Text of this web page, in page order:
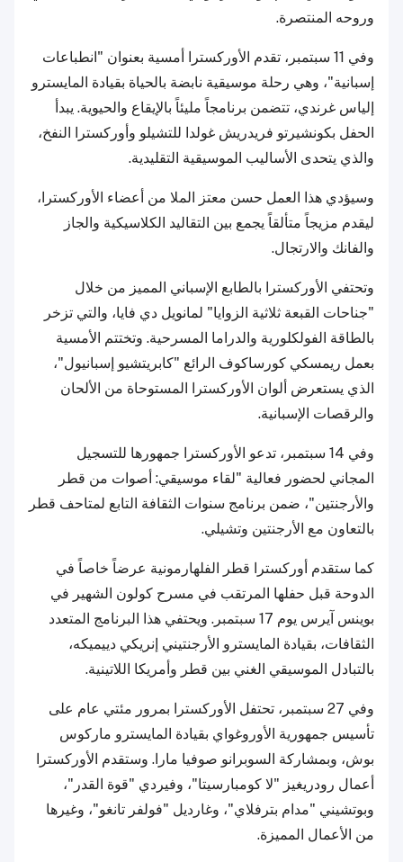
وروحه المنتصرة.
وفي 11 سبتمبر، تقدم الأوركسترا أمسية بعنوان "انطباعات
إسبانية"، وهي رحلة موسيقية نابضة بالحياة بقيادة المايسترو
إلياس غرندي، تتضمن برنامجاً مليئاً بالإيقاع والحيوية. يبدأ
الحفل بكونشيرتو فريدريش غولدا للتشيلو وأوركسترا النفخ،
والذي يتحدى الأساليب الموسيقية التقليدية.
وسيؤدي هذا العمل حسن معتز الملا من أعضاء الأوركسترا،
ليقدم مزيجاً متألقاً يجمع بين التقاليد الكلاسيكية والجاز
والفانك والارتجال.
وتحتفي الأوركسترا بالطابع الإسباني المميز من خلال
"جناحات القبعة ثلاثية الزوايا" لمانويل دي فايا، والتي تزخر
بالطاقة الفولكلورية والدراما المسرحية. وتختتم الأمسية
بعمل ريمسكي كورساكوف الرائع "كابريتشيو إسبانيول"،
الذي يستعرض ألوان الأوركسترا المستوحاة من الألحان
والرقصات الإسبانية.
وفي 14 سبتمبر، تدعو الأوركسترا جمهورها للتسجيل
المجاني لحضور فعالية "لقاء موسيقي: أصوات من قطر
والأرجنتين"، ضمن برنامج سنوات الثقافة التابع لمتاحف قطر
بالتعاون مع الأرجنتين وتشيلي.
كما ستقدم أوركسترا قطر الفلهارمونية عرضاً خاصاً في
الدوحة قبل حفلها المرتقب في مسرح كولون الشهير في
بوينس آيرس يوم 17 سبتمبر. ويحتفي هذا البرنامج المتعدد
الثقافات، بقيادة المايسترو الأرجنتيني إنريكي دييميكه،
بالتبادل الموسيقي الغني بين قطر وأمريكا اللاتينية.
وفي 27 سبتمبر، تحتفل الأوركسترا بمرور مئتي عام على
تأسيس جمهورية الأوروغواي بقيادة المايسترو ماركوس
بوش، وبمشاركة السوبرانو صوفيا مارا. وستقدم الأوركسترا
أعمال رودريغيز "لا كومبارسيتا"، وفيردي "قوة القدر"،
وبوتشيني "مدام بترفلاي"، وغارديل "فولفر تانغو"، وغيرها
من الأعمال المميزة.